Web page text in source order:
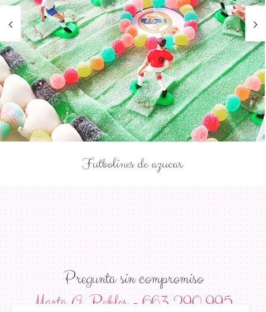
Futbolines de azucar
Pregunta sin compromiso
Marta G. Robles -663 290 995